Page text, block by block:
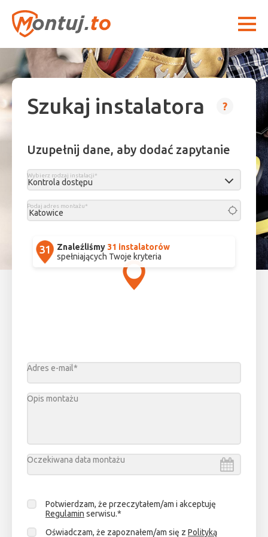
Szukaj instalatora ?
Uzupełnij dane, aby dodać zapytanie
Wybierz rodzaj instalacji*
Podaj adres montażu*
Znaleźliśmy 31 instalatorów
spełniających Twoje kryteria
Adres e-mail*
Opis montażu
Oczekiwana data montażu
pn. wt. śr. cz. pt. sob. niedz.
27 28 29 30 31 1
Potwierdzam, że przeczytałem/am i akceptuję
Regulamin serwisu.*
Oświadczam, że zapoznałem/am się z Polityką